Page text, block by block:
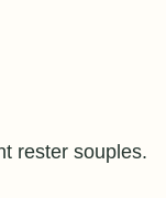
rester souples.